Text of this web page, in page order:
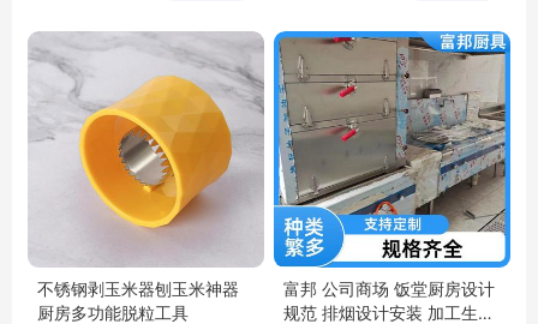
食堂厨房设备
厨具供应商
不锈钢剥玉米器刨玉米神器
厨房多功能脱粒工具
富邦 公司商场 饭堂厨房设计
规范 排烟设计安装 加工生产